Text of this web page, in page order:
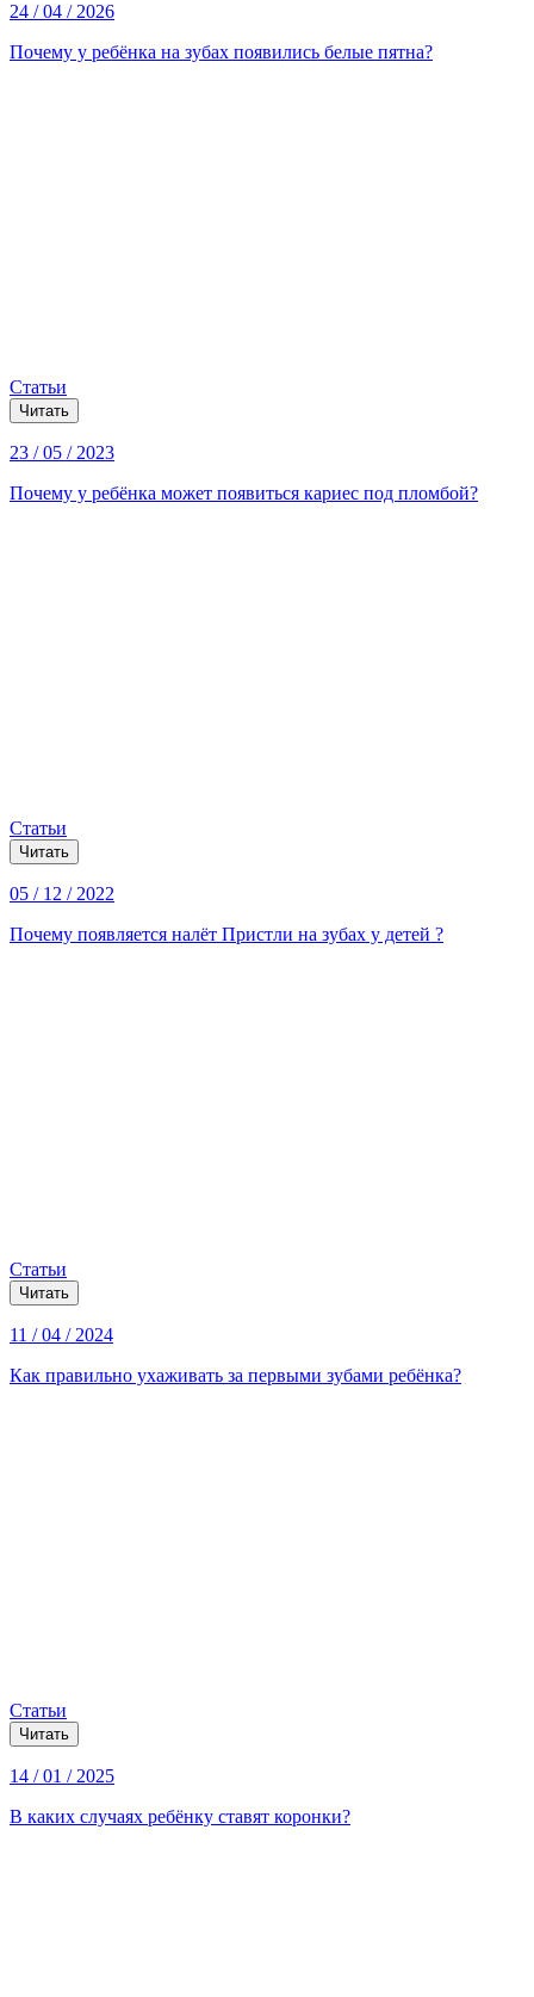
24 / 04 / 2026
Почему у ребёнка на зубах появились белые пятна?
Статьи
Читать
23 / 05 / 2023
Почему у ребёнка может появиться кариес под пломбой?
Статьи
Читать
05 / 12 / 2022
Почему появляется налёт Пристли на зубах у детей ?
Статьи
Читать
11 / 04 / 2024
Как правильно ухаживать за первыми зубами ребёнка?
Статьи
Читать
14 / 01 / 2025
В каких случаях ребёнку ставят коронки?